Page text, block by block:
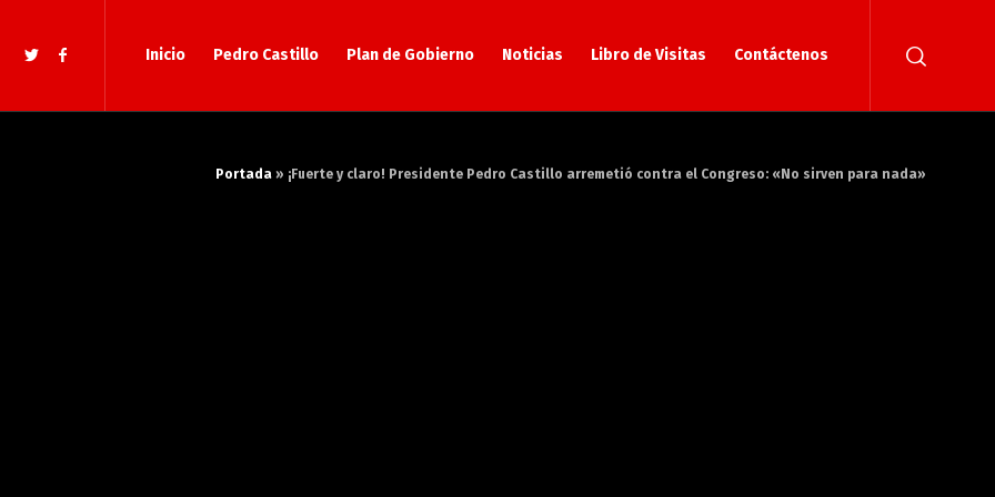
Inicio Pedro Castillo Plan de Gobierno Noticias Libro de Visitas Contáctenos
Portada » ¡Fuerte y claro! Presidente Pedro Castillo arremetió contra el Congreso: «No sirven para nada»